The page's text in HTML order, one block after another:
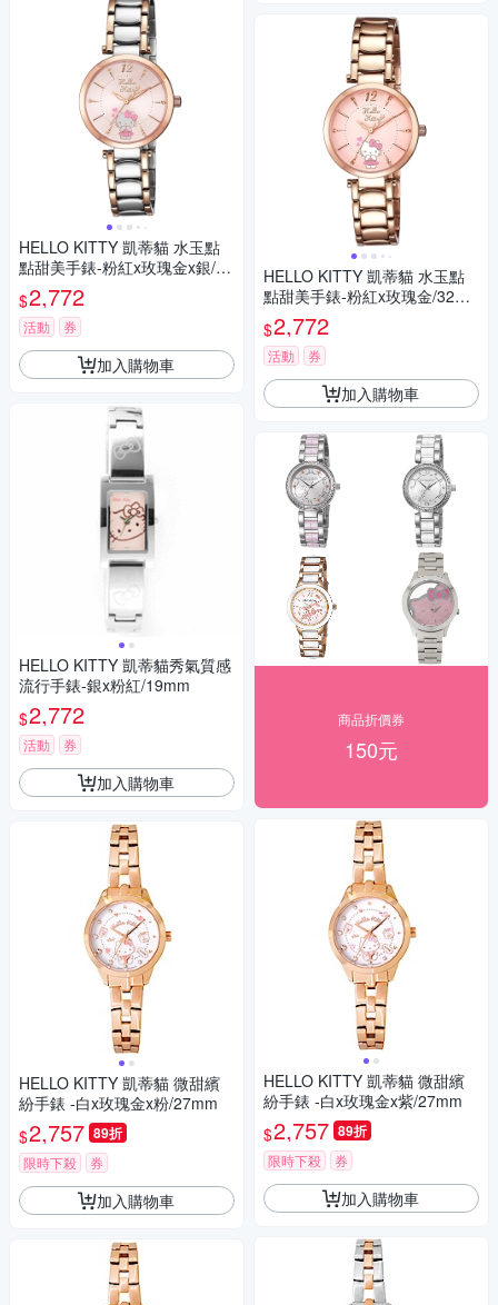
HELLO KITTY 凱蒂貓 水玉點
點甜美手錶-粉紅x玫瑰金x銀/32
mm
$2,772
活動 券
加入購物車
HELLO KITTY 凱蒂貓秀氣質感
流行手錶-銀x粉紅/19mm
$2,772
活動 券
加入購物車
HELLO KITTY 凱蒂貓 微甜繽
紛手錶 -白x玫瑰金x粉/27mm
$2,757 89折
限時下殺 券
加入購物車
HELLO KITTY 凱蒂貓 水玉點
點甜美手錶-粉紅x玫瑰金/32m
m
$2,772
活動 券
加入購物車
商品折價券
150元
HELLO KITTY 凱蒂貓 微甜繽
紛手錶 -白x玫瑰金x紫/27mm
$2,757 89折
限時下殺 券
加入購物車